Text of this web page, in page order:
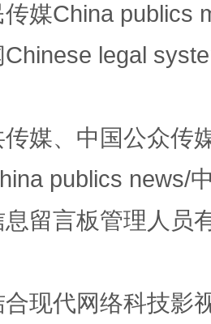
背后
媒China publics
legal
媒、中国公众传
publics news/
留言板管理人员
现代网络科技影